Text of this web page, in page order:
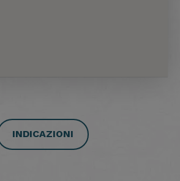
INDICAZIONI